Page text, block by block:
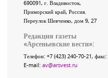
690091, г. Владивосток,
Приморский край, Россия.
Переулок Шевченко, дом 9, 27
Редакция газеты
«Арсеньевские вести»:
Телефон: +7 (423) 240-70-21, факс:
E-mail: av@arsvest.ru